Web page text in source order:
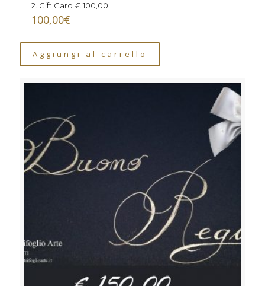
2. Gift Card € 100,00
100,00€
Aggiungi al carrello